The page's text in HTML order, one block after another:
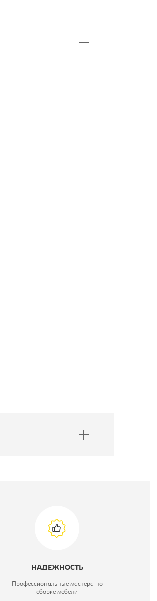
НАДЕЖНОСТЬ
Профессиональные мастера по
сборке мебели